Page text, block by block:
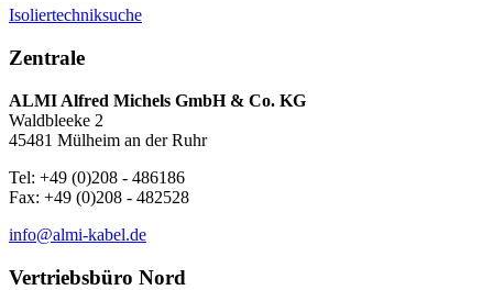
Isoliertechniksuche
Zentrale
ALMI Alfred Michels GmbH & Co. KG
Waldbleeke 2
45481 Mülheim an der Ruhr
Tel: +49 (0)208 - 486186
Fax: +49 (0)208 - 482528
info@almi-kabel.de
Vertriebsbüro Nord